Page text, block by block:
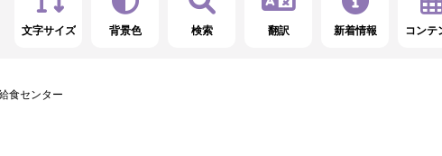
文字サイズ 背景色 検索 翻訳 新着情報 コンテ
食センター